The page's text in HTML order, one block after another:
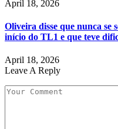
April 18, 2026
Oliveira disse que nunca se
início do TL1 e que teve
April 18, 2026
Leave A Reply